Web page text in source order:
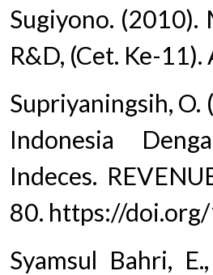
Sugiyono.
R&D, (Cet. Ke-
Supriyaningsih,
Indonesia
Indeces.
80. https://
Syamsul Bahri,